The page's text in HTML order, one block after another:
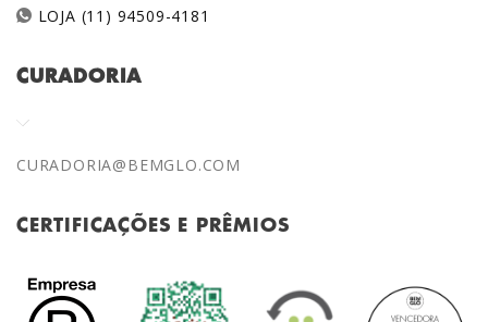
LOJA (11) 94509-4181
CURADORIA
CURADORIA@BEMGLO.COM
CERTIFICAÇÕES E PRÊMIOS